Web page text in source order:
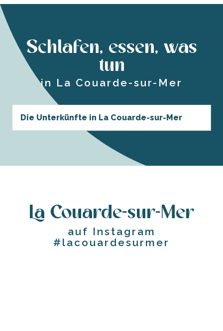
Schlafen, essen, was
tun
in La Couarde-sur-Mer
Die Unterkünfte in La Couarde-sur-Mer
La Couarde-sur-Mer
auf Instagram
#lacouardesurmer